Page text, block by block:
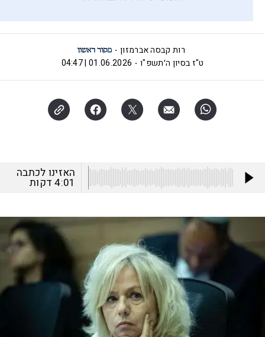
רות קבסה אברמזון
ט"ז בסיון ה׳תשפ"ו
01.06.2026 | 04:47
האזינו לכתבה
4:01דקות